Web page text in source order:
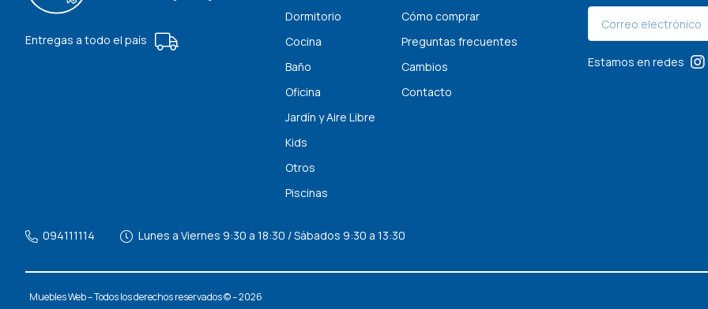
Entregas a todo el país
Dormitorio
Cocina
Baño
Oficina
Jardín y Aire Libre
Kids
Otros
Piscinas
Cómo comprar
Preguntas frecuentes
Cambios
Contacto
Estamos en redes
094111114 Lunes a Viernes 9:30 a 18:30 / Sábados 9:30 a 13:30
Muebles Web – Todos los derechos reservados © – 2026